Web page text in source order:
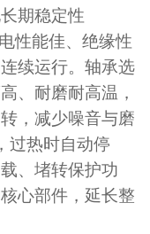
期稳定性
性能佳、绝缘性
续运行。轴承选
、耐磨耐高温，
，减少噪音与磨
过热时自动停
、堵转保护功
心部件，延长整